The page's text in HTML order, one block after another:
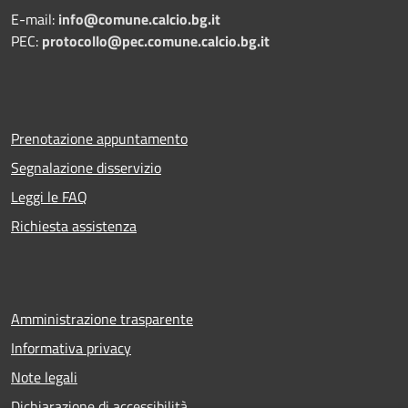
E-mail: info@comune.calcio.bg.it
PEC: protocollo@pec.comune.calcio.bg.it
Prenotazione appuntamento
Segnalazione disservizio
Leggi le FAQ
Richiesta assistenza
Amministrazione trasparente
Informativa privacy
Note legali